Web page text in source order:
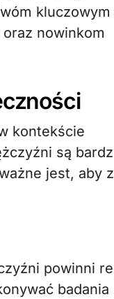
kluczowym
nowinkom
kontekście
są
jest, aby
powinni
badania